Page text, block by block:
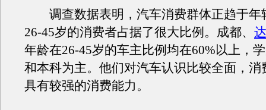
调查数据表明，汽车消费群体正趋于年
26-45岁的消费者占据了很大比例。成都、
年龄在26-45岁的车主比例均在60%以上，
和本科为主。他们对汽车认识比较全面，消
具有较强的消费能力。